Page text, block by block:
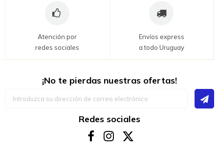
Atención por
redes sociales
Envíos express
a todo Uruguay
¡No te pierdas nuestras ofertas!
Redes sociales